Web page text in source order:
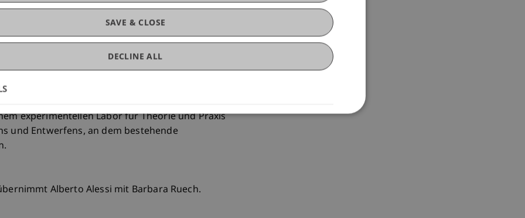
bewegliches Archiv - ein wachsendes,
Bildern, Fundstücken und visionären
und Zukunft und versteht das Entwerfen als
Sammeln, Verwandeln und
für neue Ideen genutzt.
experimentellen Labor für Theorie und Praxis
und Entwerfens, an dem bestehende
Alberto Alessi mit Barbara Ruech.
SAVE & CLOSE
DECLINE ALL